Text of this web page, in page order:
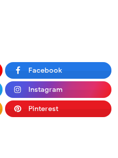
Facebook
Instagram
Pinterest